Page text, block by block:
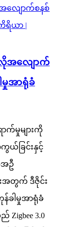
အလျောက်
မှုအာရုံခံ
က်မှုများကို
ယ်ခြင်းနှင့်
ဦ
အတွက် ဒီဇိုင်း
ခါမှုအာရုံခံ
3.0